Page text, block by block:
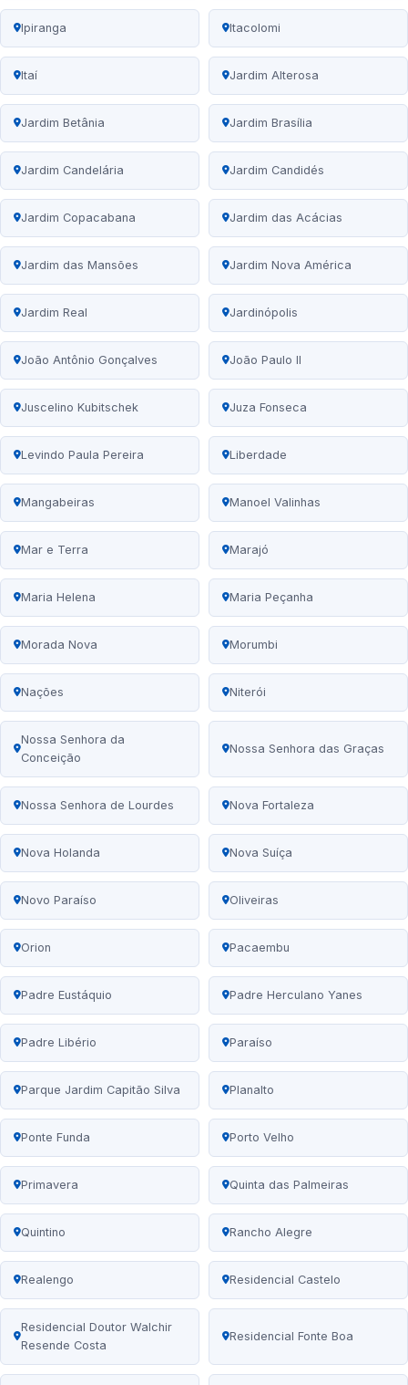
Ipiranga Itacolomi
Itaí Jardim Alterosa
Jardim Betânia Jardim Brasília
Jardim Candelária Jardim Candidés
Jardim Copacabana Jardim das Acácias
Jardim das Mansões Jardim Nova América
Jardim Real Jardinópolis
João Antônio Gonçalves João Paulo II
Juscelino Kubitschek Juza Fonseca
Levindo Paula Pereira Liberdade
Mangabeiras Manoel Valinhas
Mar e Terra Marajó
Maria Helena Maria Peçanha
Morada Nova Morumbi
Nações Niterói
Nossa Senhora da
Conceição
Nossa Senhora das Graças
Nossa Senhora de Lourdes Nova Fortaleza
Nova Holanda Nova Suíça
Novo Paraíso Oliveiras
Orion Pacaembu
Padre Eustáquio Padre Herculano Yanes
Padre Libério Paraíso
Parque Jardim Capitão Silva Planalto
Ponte Funda Porto Velho
Primavera Quinta das Palmeiras
Quintino Rancho Alegre
Realengo Residencial Castelo
Residencial Doutor Walchir
Resende Costa
Residencial Fonte Boa